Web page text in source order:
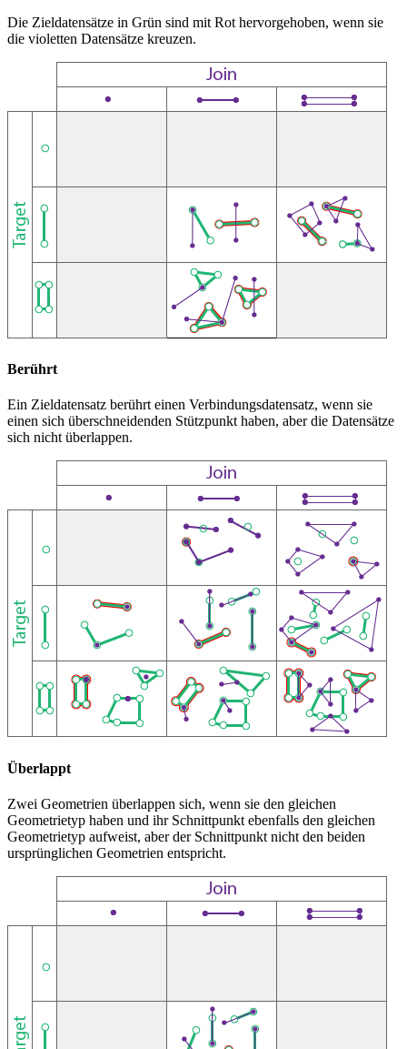
Die Zieldatensätze in Grün sind mit Rot hervorgehoben, wenn sie
die violetten Datensätze kreuzen.
Berührt
Ein Zieldatensatz berührt einen Verbindungsdatensatz, wenn sie
einen sich überschneidenden Stützpunkt haben, aber die Datensätze
sich nicht überlappen.
Überlappt
Zwei Geometrien überlappen sich, wenn sie den gleichen
Geometrietyp haben und ihr Schnittpunkt ebenfalls den gleichen
Geometrietyp aufweist, aber der Schnittpunkt nicht den beiden
ursprünglichen Geometrien entspricht.